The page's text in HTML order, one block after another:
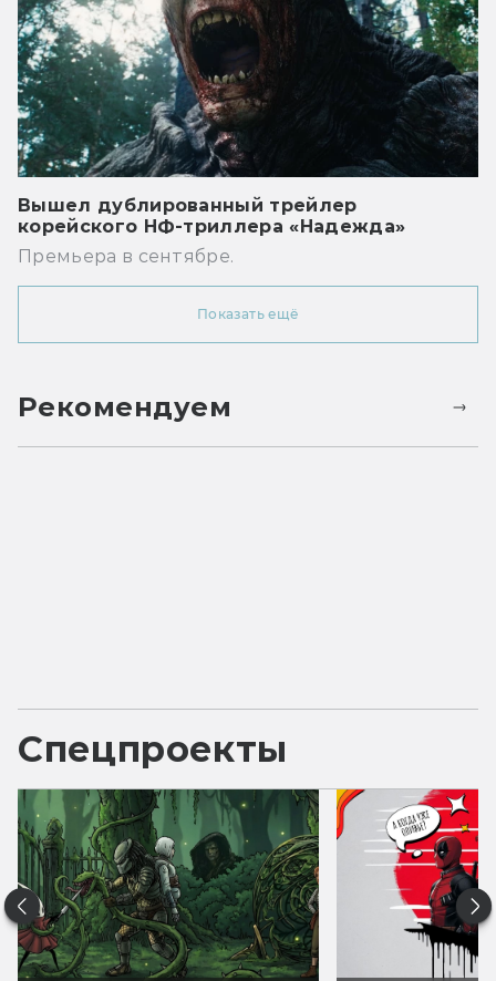
Вышел дублированный трейлер
корейского НФ-триллера «Надежда»
Премьера в сентябре.
Показать ещё
Рекомендуем
Спецпроекты